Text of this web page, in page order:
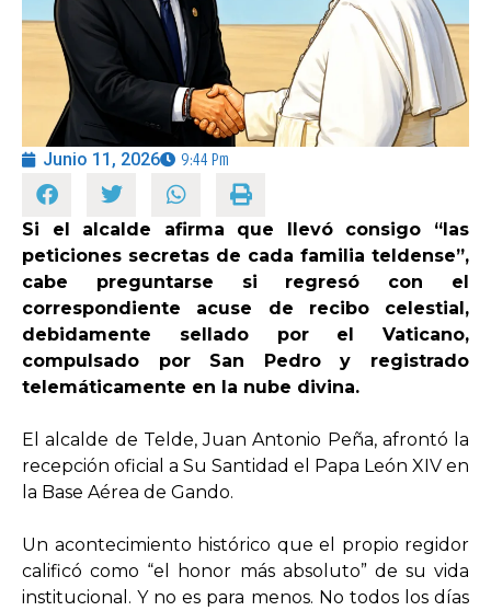
CARTAS DEL DIRECTOR
ENTREVISTAS
OPINIÓN
PROGRAMAS
Junio 11, 2026 9:44 Pm
Si el alcalde afirma que llevó consigo “las
peticiones secretas de cada familia teldense”,
cabe preguntarse si regresó con el
correspondiente acuse de recibo celestial,
debidamente sellado por el Vaticano,
compulsado por San Pedro y registrado
telemáticamente en la nube divina.
El alcalde de Telde, Juan Antonio Peña, afrontó la
recepción oficial a Su Santidad el Papa León XIV en
la Base Aérea de Gando.
Un acontecimiento histórico que el propio regidor
calificó como “el honor más absoluto” de su vida
institucional. Y no es para menos. No todos los días